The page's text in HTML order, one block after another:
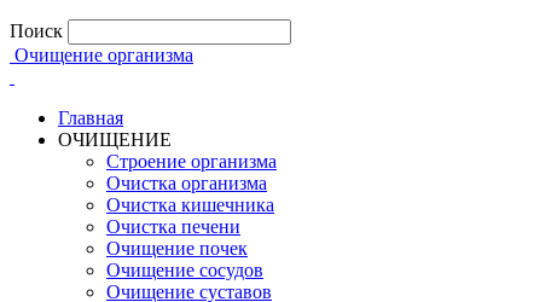
Поиск
Очищение организма
Главная
ОЧИЩЕНИЕ
Строение организма
Очистка организма
Очистка кишечника
Очистка печени
Очищение почек
Очищение сосудов
Очищение суставов